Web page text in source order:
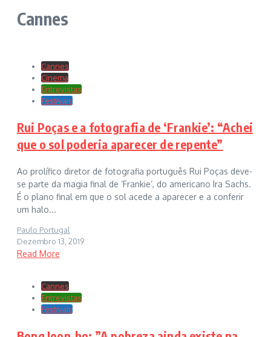
Cannes
Cannes
Cinema
Entrevistas
Festivais
Rui Poças e a fotografia de ‘Frankie’: “Achei
que o sol poderia aparecer de repente”
Ao prolífico diretor de fotografia português Rui Poças deve-
se parte da magia final de ‘Frankie’, do americano Ira Sachs.
É o plano final em que o sol acede a aparecer e a conferir
um halo...
Paulo Portugal
Dezembro 13, 2019
Read More
Cannes
Entrevistas
Festivais